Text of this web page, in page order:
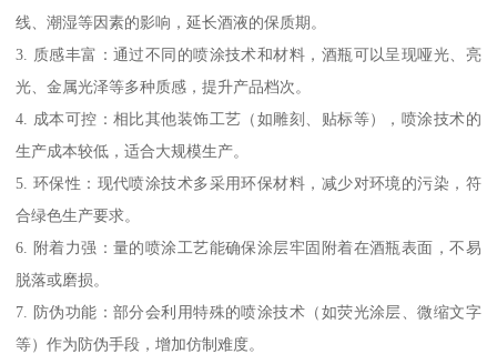
线、潮湿等因素的影响，延长酒液的保质期。
3. 质感丰富：通过不同的喷涂技术和材料，酒瓶可以呈现哑光、亮
光、金属光泽等多种质感，提升产品档次。
4. 成本可控：相比其他装饰工艺（如雕刻、贴标等），喷涂技术的
生产成本较低，适合大规模生产。
5. 环保性：现代喷涂技术多采用环保材料，减少对环境的污染，符
合绿色生产要求。
6. 附着力强：量的喷涂工艺能确保涂层牢固附着在酒瓶表面，不易
脱落或磨损。
7. 防伪功能：部分会利用特殊的喷涂技术（如荧光涂层、微缩文字
等）作为防伪手段，增加仿制难度。